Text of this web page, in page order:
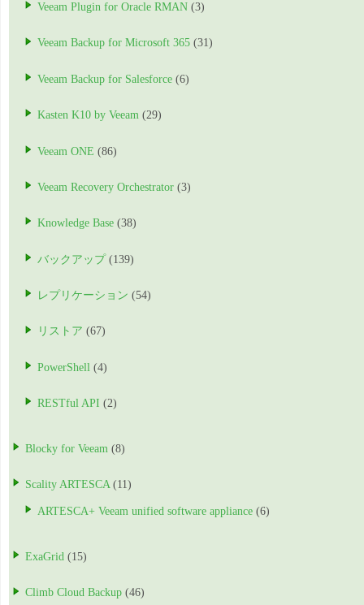
Veeam Plugin for Oracle RMAN (3)
Veeam Backup for Microsoft 365 (31)
Veeam Backup for Salesforce (6)
Kasten K10 by Veeam (29)
Veeam ONE (86)
Veeam Recovery Orchestrator (3)
Knowledge Base (38)
バックアップ(139)
レプリケーション (54)
リストア (67)
PowerShell (4)
RESTful API (2)
Blocky for Veeam (8)
Scality ARTESCA(11)
ARTESCA+ Veeam unified software appliance (6)
ExaGrid (15)
Climb Cloud Backup (46)